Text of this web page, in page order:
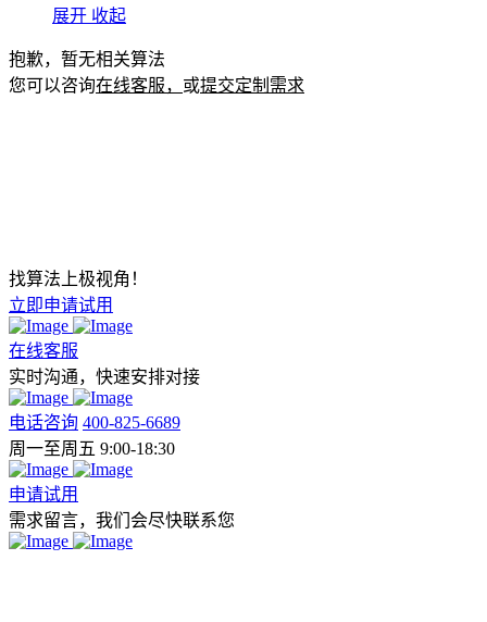
展开 收起
抱歉，暂无相关算法
您可以咨询在线客服， 或提交定制需求
找算法上极视角！
立即申请试用
在线客服
实时沟通，快速安排对接
电话咨询 400-825-6689
周一至周五 9:00-18:30
申请试用
需求留言，我们会尽快联系您